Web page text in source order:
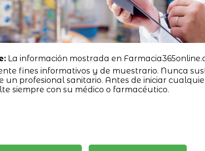
La información mostrada en
fines informativos y de muestrario. Nunca
un profesional sanitario. Antes de iniciar
siempre con su médico o farmacéutico.